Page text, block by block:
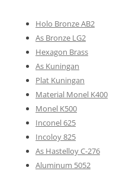
Holo Bronze AB2
As Bronze LG2
Hexagon Brass
As Kuningan
Plat Kuningan
Material Monel K400
Monel K500
Inconel 625
Incoloy 825
As Hastelloy C-276
Aluminum 5052